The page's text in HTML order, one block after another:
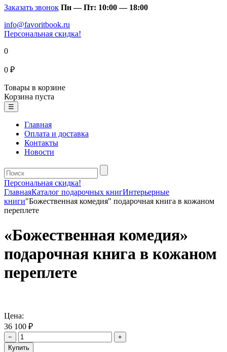
Заказать звонок Пн — Пт: 10:00 — 18:00
info@favoritbook.ru
Персональная скидка!
0
0 ₽
Товары в корзине
Корзина пуста
☰
Главная
Оплата и доставка
Контакты
Новости
Персональная скидка!
ГлавнаяКаталог подарочных книгИнтерьерные
книги"Божественная комедия" подарочная книга в кожаном
переплете
«Божественная комедия»
подарочная книга в кожаном
переплете
Цена:
36 100 ₽
− +